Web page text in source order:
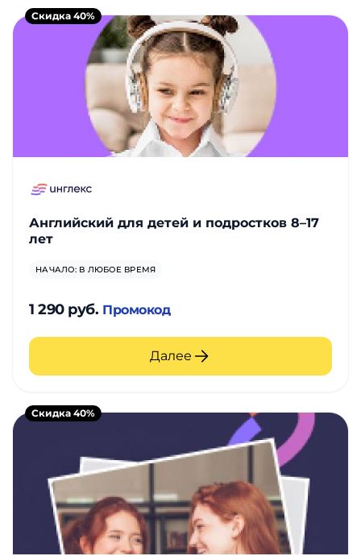
Английский для детей и подростков 8–17
лет
НАЧАЛО: В ЛЮБОЕ ВРЕМЯ
1 290 руб. Промокод
Далее
Скидка 40%
Скидка 40%